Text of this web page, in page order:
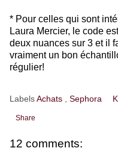
* Pour celles qui sont
Laura Mercier, le code
deux nuances sur 3 et il
vraiment un bon
régulier!
LabelsAchats , Sephora
Share
12 comments: